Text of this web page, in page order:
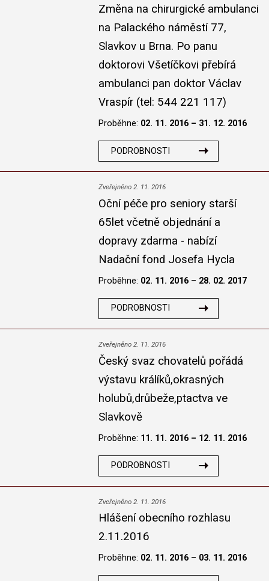
Změna na chirurgické ambulanci
na Palackého náměstí 77,
Slavkov u Brna. Po panu
doktorovi Všetíčkovi přebírá
ambulanci pan doktor Václav
Vraspír (tel: 544 221 117)
Proběhne: 02. 11. 2016 – 31. 12. 2016
PODROBNOSTI
Zveřejněno 2. 11. 2016
Oční péče pro seniory starší
65let včetně objednání a
dopravy zdarma - nabízí
Nadační fond Josefa Hycla
Proběhne: 02. 11. 2016 – 28. 02. 2017
PODROBNOSTI
Zveřejněno 2. 11. 2016
Český svaz chovatelů pořádá
výstavu králíků,okrasných
holubů,drůbeže,ptactva ve
Slavkově
Proběhne: 11. 11. 2016 – 12. 11. 2016
PODROBNOSTI
Zveřejněno 2. 11. 2016
Hlášení obecního rozhlasu
2.11.2016
Proběhne: 02. 11. 2016 – 03. 11. 2016